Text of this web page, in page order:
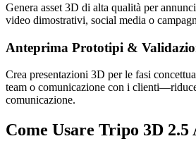
Genera asset 3D di alta qualità per
video dimostrativi, social media o
Anteprima Prototipi &
Crea presentazioni 3D per le fasi
team o comunicazione con i
comunicazione.
Come Usare Tripo 3D